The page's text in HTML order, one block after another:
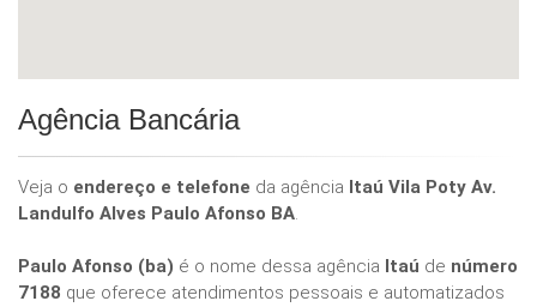
Agência Bancária
Veja o endereço e telefone da agência Itaú Vila Poty Av.
Landulfo Alves Paulo Afonso BA.
Paulo Afonso (ba) é o nome dessa agência Itaú de número
7188 que oferece atendimentos pessoais e automatizados